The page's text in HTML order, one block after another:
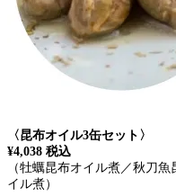
〈昆布オイル3缶セット〉
¥4,038 税込
（牡蠣昆布オイル煮／秋刀
イル煮）